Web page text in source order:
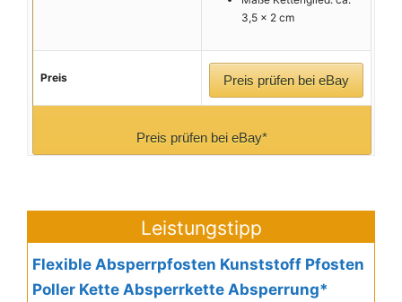
3,5 x 2 cm
Preis Preis prüfen bei eBay
Preis prüfen bei eBay*
Leistungstipp
Flexible Absperrpfosten Kunststoff Pfosten
Poller Kette Absperrkette Absperrung*